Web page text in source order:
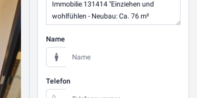
Name
Telefon